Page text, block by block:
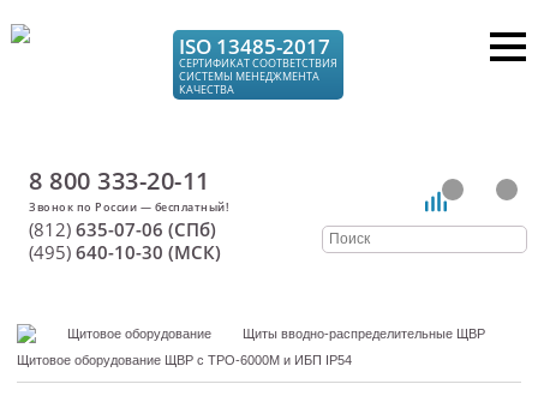
ISO 13485-2017
СЕРТИФИКАТ СООТВЕТСТВИЯ
СИСТЕМЫ МЕНЕДЖМЕНТА
КАЧЕСТВА
8 800 333-20-11
(812) 635-07-06 (СПб)
(495) 640-10-30 (МСК)
Щитовое оборудование
Щиты вводно-распределительные ЩВР
Щитовое оборудование ЩВР с ТРО-6000М и ИБП IP54